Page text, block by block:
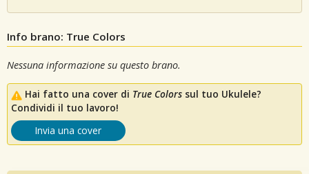
Info brano: True Colors
Nessuna informazione su questo brano.
Hai fatto una cover di True Colors sul tuo Ukulele?
Condividi il tuo lavoro!
Invia una cover